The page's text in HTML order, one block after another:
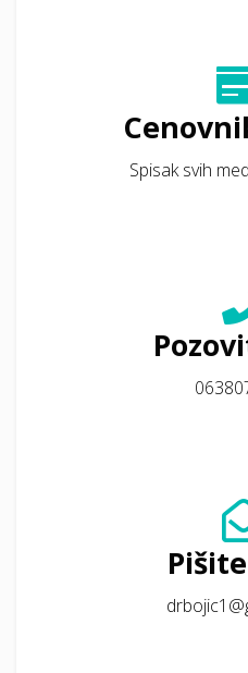
Spisak svih